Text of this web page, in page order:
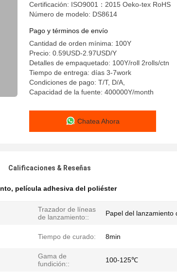
Certificación: ISO9001：2015 Oeko-tex RoHS
Número de modelo: DS8614
Pago y términos de envío
Cantidad de orden mínima: 100Y
Precio: 0.59USD-2.97USD/Y
Detalles de empaquetado: 100Y/roll 2rolls/ctn
Tiempo de entrega: días 3-7work
Condiciones de pago: T/T, D/A,
Capacidad de la fuente: 400000Y/month
Chatea Ahora
Calificaciones & Reseñas
, película adhesiva del poliéster
Trazador de líneas
de lanzamiento::
Papel del lanzamiento
Tiempo de curado: 8min
Gama de
fundición::
100-125℃